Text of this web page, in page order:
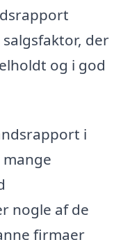
der
og i god
i
nogle af de
firmaer